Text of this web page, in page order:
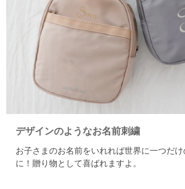
デザインのようなお名前刺繍
お子さまのお名前をいれれば世界に一つだ
に！贈り物として喜ばれますよ。